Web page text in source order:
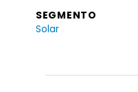
SEGMENTO
Solar